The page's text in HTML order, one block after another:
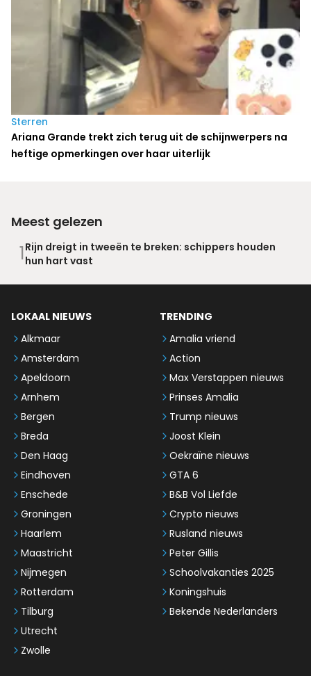
Sterren
Ariana Grande trekt zich terug uit de schijnwerpers na
heftige opmerkingen over haar uiterlijk
Meest gelezen
1Rijn dreigt in tweeën te breken: schippers houden
hun hart vast
LOKAAL NIEUWS
Alkmaar
Amsterdam
Apeldoorn
Arnhem
Bergen
Breda
Den Haag
Eindhoven
Enschede
Groningen
Haarlem
Maastricht
Nijmegen
Rotterdam
Tilburg
Utrecht
Zwolle
TRENDING
Amalia vriend
Action
Max Verstappen nieuws
Prinses Amalia
Trump nieuws
Joost Klein
Oekraïne nieuws
GTA 6
B&B Vol Liefde
Crypto nieuws
Rusland nieuws
Peter Gillis
Schoolvakanties 2025
Koningshuis
Bekende Nederlanders